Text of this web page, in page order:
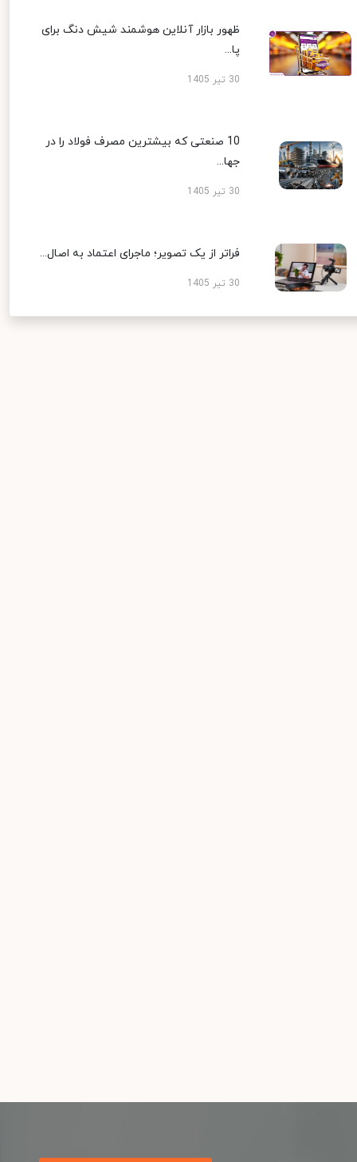
ظهور بازار آنلاین هوشمند شیش دنگ برای
پا...
30 تیر 1405
10 صنعتی که بیشترین مصرف فولاد را در
جها...
30 تیر 1405
فراتر از یک تصویر؛ ماجرای اعتماد به اصال...
30 تیر 1405